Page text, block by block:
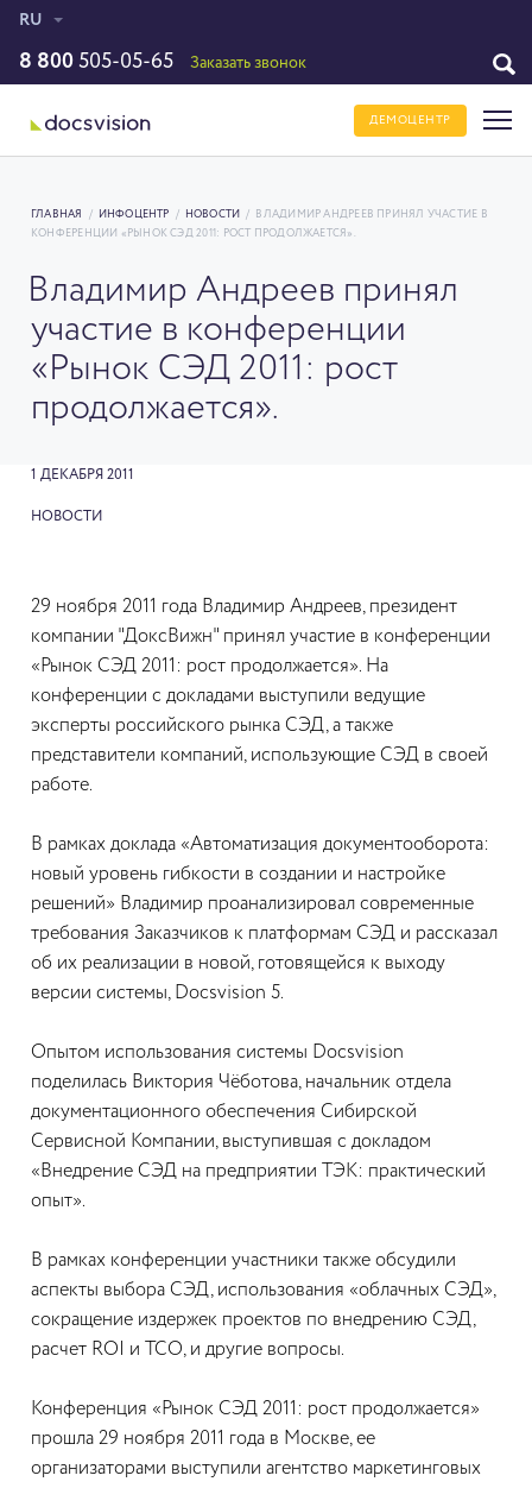
RU
8 800 505-05-65 Заказать звонок
ДЕМОЦЕНТР
ГЛАВНАЯ / ИНФОЦЕНТР / НОВОСТИ /
ВЛАДИМИР АНДРЕЕВ ПРИНЯЛ УЧАСТИЕ В
КОНФЕРЕНЦИИ «РЫНОК СЭД 2011: РОСТ ПРОДОЛЖАЕТСЯ».
Владимир Андреев принял
участие в конференции
«Рынок СЭД 2011: рост
продолжается».
1 ДЕКАБРЯ 2011
НОВОСТИ
29 ноября 2011 года Владимир Андреев, президент
компании "ДоксВижн" принял участие в конференции
«Рынок СЭД 2011: рост продолжается». На
конференции с докладами выступили ведущие
эксперты российского рынка СЭД, а также
представители компаний, использующие СЭД в своей
работе.
В рамках доклада «Автоматизация документооборота:
новый уровень гибкости в создании и настройке
решений» Владимир проанализировал современные
требования Заказчиков к платформам СЭД и рассказал
об их реализации в новой, готовящейся к выходу
версии системы, Docsvision 5.
Опытом использования системы Docsvision
поделилась Виктория Чёботова, начальник отдела
документационного обеспечения Сибирской
Сервисной Компании, выступившая с докладом
«Внедрение СЭД на предприятии ТЭК: практический
опыт».
В рамках конференции участники также обсудили
аспекты выбора СЭД, использования «облачных СЭД»,
сокращение издержек проектов по внедрению СЭД,
расчет ROI и TCO, и другие вопросы.
Конференция «Рынок СЭД 2011: рост продолжается»
прошла 29 ноября 2011 года в Москве, ее
организаторами выступили агентство маркетинговых